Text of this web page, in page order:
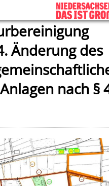
Änderung des
nach §